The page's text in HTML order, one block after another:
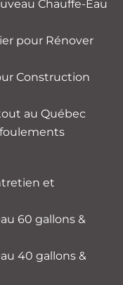
Chauffe-Eau
pour Rénover
Construction
au Québec
et
60 gallons &
40 gallons &